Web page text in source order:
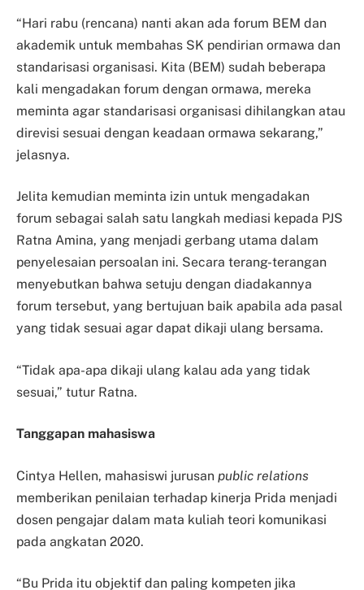
“Hari rabu (rencana) nanti akan ada forum BEM dan
akademik untuk membahas SK pendirian ormawa dan
standarisasi organisasi. Kita (BEM) sudah beberapa
kali mengadakan forum dengan ormawa, mereka
meminta agar standarisasi organisasi dihilangkan atau
direvisi sesuai dengan keadaan ormawa sekarang,”
jelasnya.
Jelita kemudian meminta izin untuk mengadakan
forum sebagai salah satu langkah mediasi kepada PJS
Ratna Amina, yang menjadi gerbang utama dalam
penyelesaian persoalan ini. Secara terang-terangan
menyebutkan bahwa setuju dengan diadakannya
forum tersebut, yang bertujuan baik apabila ada pasal
yang tidak sesuai agar dapat dikaji ulang bersama.
“Tidak apa-apa dikaji ulang kalau ada yang tidak
sesuai,” tutur Ratna.
Tanggapan mahasiswa
Cintya Hellen, mahasiswi jurusan public relations
memberikan penilaian terhadap kinerja Prida menjadi
dosen pengajar dalam mata kuliah teori komunikasi
pada angkatan 2020.
“Bu Prida itu objektif dan paling kompeten jika